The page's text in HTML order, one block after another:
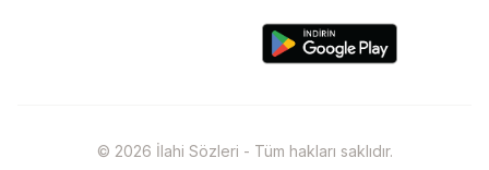
© 2026 İlahi Sözleri - Tüm hakları saklıdır.